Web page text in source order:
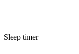
Sleep timer